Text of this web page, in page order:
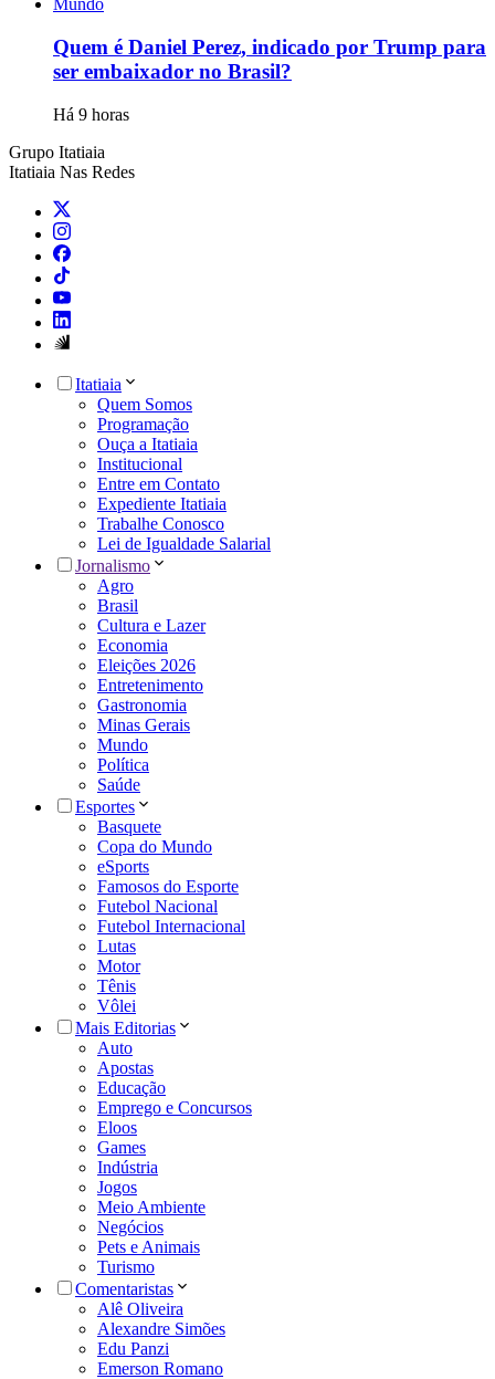
Mundo
Quem é Daniel Perez, indicado por Trump para
ser embaixador no Brasil?
Há 9 horas
Grupo Itatiaia
Itatiaia Nas Redes
Itatiaia
Quem Somos
Programação
Ouça a Itatiaia
Institucional
Entre em Contato
Expediente Itatiaia
Trabalhe Conosco
Lei de Igualdade Salarial
Jornalismo
Agro
Brasil
Cultura e Lazer
Economia
Eleições 2026
Entretenimento
Gastronomia
Minas Gerais
Mundo
Política
Saúde
Esportes
Basquete
Copa do Mundo
eSports
Famosos do Esporte
Futebol Nacional
Futebol Internacional
Lutas
Motor
Tênis
Vôlei
Mais Editorias
Auto
Apostas
Educação
Emprego e Concursos
Eloos
Games
Indústria
Jogos
Meio Ambiente
Negócios
Pets e Animais
Turismo
Comentaristas
Alê Oliveira
Alexandre Simões
Edu Panzi
Emerson Romano